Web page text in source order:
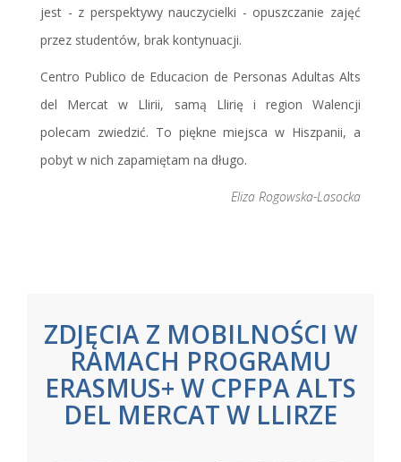
jest - z perspektywy nauczycielki - opuszczanie zajęć
przez studentów, brak kontynuacji.
Centro Publico de Educacion de Personas Adultas Alts
del Mercat w Llirii, samą Llirię i region Walencji
polecam zwiedzić. To piękne miejsca w Hiszpanii, a
pobyt w nich zapamiętam na długo.
Eliza Rogowska-Lasocka
ZDJĘCIA Z MOBILNOŚCI W
RAMACH PROGRAMU
ERASMUS+ W CPFPA ALTS
DEL MERCAT W LLIRZE